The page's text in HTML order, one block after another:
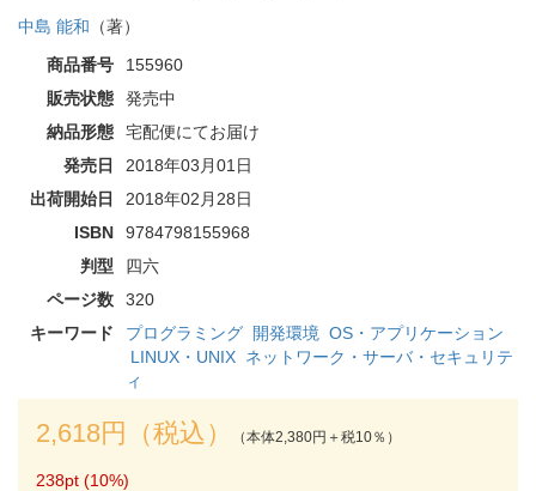
中島 能和 （著）
商品番号
155960
販売状態
発売中
納品形態
宅配便にてお届け
発売日
2018年03月01日
出荷開始日
2018年02月28日
ISBN
9784798155968
判型
四六
ページ数
320
キーワード
プログラミング 開発環境 OS・アプリケーション
LINUX・UNIX ネットワーク・サーバ・セキュリテ
ィ
2,618円（税込） （本体2,380円＋税10％）
238pt (10%)